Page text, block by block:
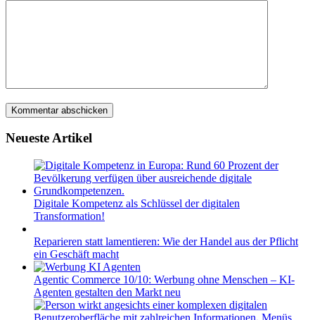
Neueste Artikel
Digitale Kompetenz als Schlüssel der digitalen
Transformation!
Reparieren statt lamentieren: Wie der Handel aus der Pflicht
ein Geschäft macht
Agentic Commerce 10/10: Werbung ohne Menschen – KI-
Agenten gestalten den Markt neu